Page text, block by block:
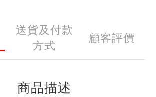
送貨及付款
方式
顧客評價
商品描述